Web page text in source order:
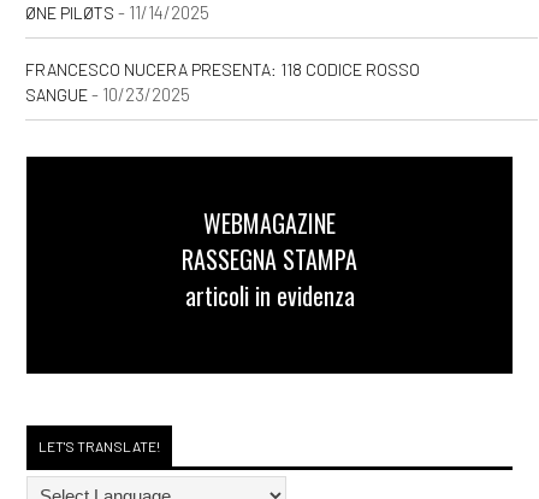
ØNE PILØTS - 11/14/2025
FRANCESCO NUCERA PRESENTA: 118 CODICE ROSSO
SANGUE- 10/23/2025
WEBMAGAZINE
RASSEGNA STAMPA
articoli in evidenza
LET'S TRANSLATE!